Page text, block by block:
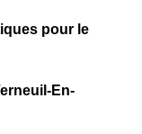
chers, et
si l'on
pour les
1998. Elle
le prix de
que tous les
moins cher par
pour le
En-